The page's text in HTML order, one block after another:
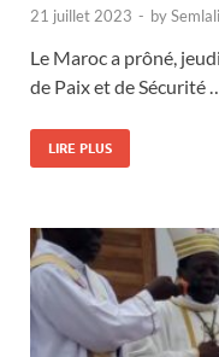
21 juillet 2023 - by
Le Maroc a prôné,
de Paix et de Sécurité …
LIRE PLUS